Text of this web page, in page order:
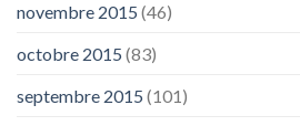
novembre 2015 (46)
octobre 2015 (83)
septembre 2015 (101)